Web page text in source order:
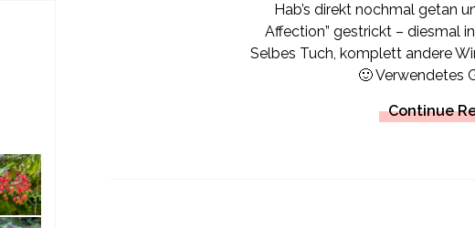
Hab’s direkt nochmal getan
Affection” gestrickt – diesmal
Selbes Tuch, komplett andere
🙂 Verwendetes
Continue